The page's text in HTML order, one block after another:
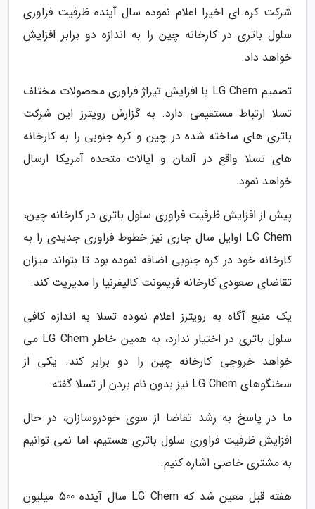
شرکت کره ای اخیرا اعلام نموده سال آینده ظرفیت فراوری
سلول باتری در کارخانه چین را به اندازه دو برابر افزایش
خواهد داد.
تصمیم LG Chem با افزایش تیراژ فراوری محصولات مختلف
تسلا ارتباط مستقیمی دارد. به گزارش رویترز این شرکت
باتری های ساخته شده در چین و کره جنوبی را به کارخانه
های تسلا واقع در آلمان و ایالات متحده آمریکا ارسال
خواهد نمود.
پیش از افزایش ظرفیت فراوری سلول باتری در کارخانه چین،
LG Chem اوایل سال جاری نیز خطوط فراوری جدیدی را به
کارخانه خود در کره جنوبی اضافه نموده بود تا بتواند میزان
تقاضای صعودی کارخانه فریمونت کالیفرنیا را مدیریت کند.
یک منبع آگاه به رویترز اعلام نموده تسلا به اندازه کافی
سلول باتری در اختیار ندارد، به همین خاطر LG Chem می
خواهد خروجی کارخانه چین را دو برابر کند. یکی از
سخنگوهای LG Chem نیز بدون نام بردن از تسلا گفته:
ما در پاسخ به رشد تقاضا از سوی خودروسازان، در حال
افزایش ظرفیت فراوری سلول باتری هستیم، اما نمی توانیم
به مشتری خاصی اشاره کنیم.
هفته قبل معین شد که LG Chem سال آینده 500 میلیون